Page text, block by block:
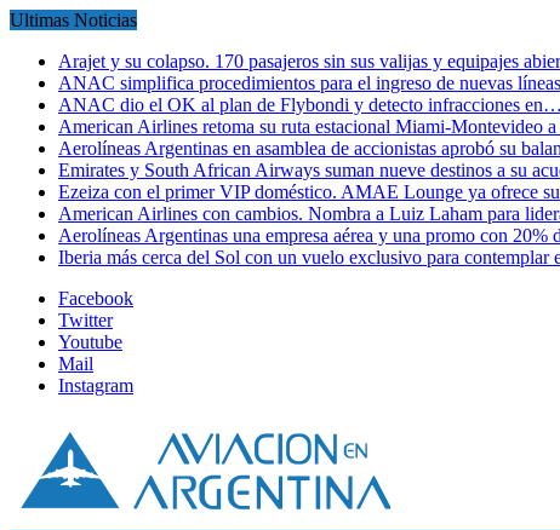
Ultimas Noticias
Arajet y su colapso. 170 pasajeros sin sus valijas y equipajes
ANAC simplifica procedimientos para el ingreso de nuevas
ANAC dio el OK al plan de Flybondi y detecto infracciones en…
American Airlines retoma su ruta estacional Miami-Montevideo
Aerolíneas Argentinas en asamblea de accionistas aprobó su
Emirates y South African Airways suman nueve destinos a su
Ezeiza con el primer VIP doméstico. AMAE Lounge ya ofrece
American Airlines con cambios. Nombra a Luiz Laham para
Aerolíneas Argentinas una empresa aérea y una promo con 20%
Iberia más cerca del Sol con un vuelo exclusivo para
Facebook
Twitter
Youtube
Mail
Instagram